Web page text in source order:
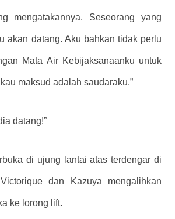
mengatakannya. Seseorang yang
akan datang. Aku bahkan tidak perlu
Mata Air Kebijaksanaanku untuk
maksud adalah saudaraku.”
datang!”
di ujung lantai atas terdengar di
dan Kazuya mengalihkan
ke lorong lift.